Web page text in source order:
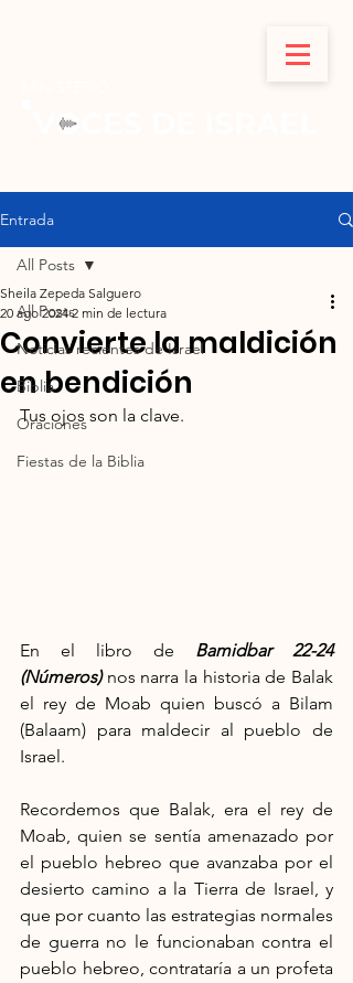
Entrada
All Posts
Noticias recientes de Israel
Biblia
Oraciones
Fiestas de la Biblia
All Posts
Convierte la maldición
en bendición
Sheila Zepeda Salguero
20 ago 2024 2 min de lectura
Tus ojos son la clave.
En el libro de Bamidbar 22-24
(Números) nos narra la historia de Balak
el rey de Moab quien buscó a Bilam
(Balaam) para maldecir al pueblo de
Israel.
Recordemos que Balak, era el rey de
Moab, quien se sentía amenazado por
el pueblo hebreo que avanzaba por el
desierto camino a la Tierra de Israel, y
que por cuanto las estrategias normales
de guerra no le funcionaban contra el
pueblo hebreo, contrataría a un profeta